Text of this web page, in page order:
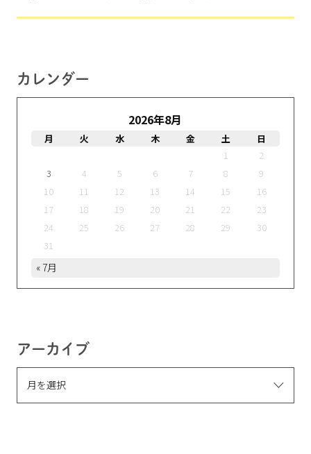
カレンダー
2026年8月
月 火 水 木 金 土
日
1
2
3
4 5 6 7 8
9
10
11 12 13 14 15
16
17
18 19 20 21 22
23
24
25 26 27 28 29
30
31
« 7月
アーカイブ